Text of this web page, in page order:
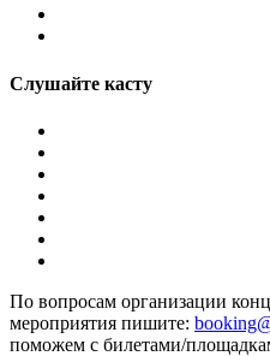
Слушайте касту
По вопросам организации
мероприятия пишите:
поможем с билетами/